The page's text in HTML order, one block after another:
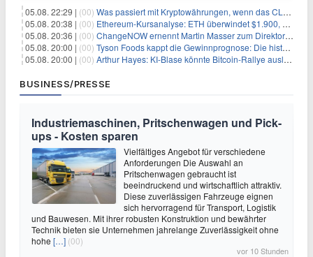
05.08. 22:29 | (00) Was passiert mit Kryptowährungen, wenn das CLARITY-Gesetz diese Woche scheitert? Hougan erklärt
05.08. 20:38 | (00) Ethereum-Kursanalyse: ETH überwindet $1.900, aber größere Herausforderungen stehen bevor
05.08. 20:36 | (00) ChangeNOW ernennt Martin Masser zum Direktor für strategische Partnerschaften
05.08. 20:00 | (00) Tyson Foods kappt die Gewinnprognose: Die historische Rinderkrise will einfach nicht enden
05.08. 20:00 | (00) Arthur Hayes: KI-Blase könnte Bitcoin-Rallye auslösen
BUSINESS/PRESSE
Industriemaschinen, Pritschenwagen und Pick-
ups - Kosten sparen
Vielfältiges Angebot für verschiedene
Anforderungen Die Auswahl an
Pritschenwagen gebraucht ist
beeindruckend und wirtschaftlich attraktiv.
Diese zuverlässigen Fahrzeuge eignen
sich hervorragend für Transport, Logistik
und Bauwesen. Mit ihrer robusten Konstruktion und bewährter
Technik bieten sie Unternehmen jahrelange Zuverlässigkeit ohne
hohe […] (00)
vor 10 Stunden